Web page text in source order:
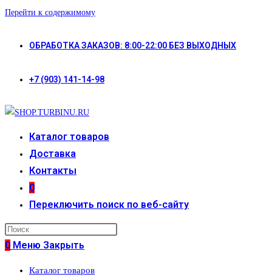
Перейти к содержимому
ОБРАБОТКА ЗАКАЗОВ: 8:00-22:00 БЕЗ ВЫХОДНЫХ
+7 (903) 141-14-98
Каталог товаров
Доставка
Контакты
0
Переключить поиск по веб-сайту
0 Меню Закрыть
Каталог товаров